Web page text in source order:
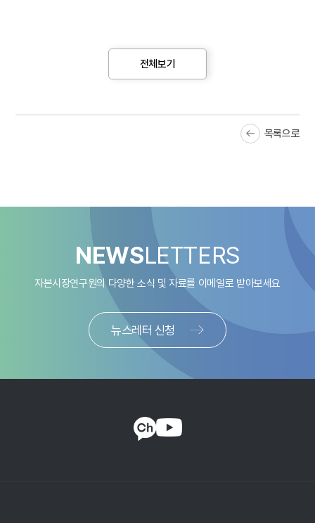
요건을 규정하는 법적·제도적 근거는 없으며, 민간에서 자율적으로
ESG채권의 발행은 일반적인 채권의 발행절차에 조달자금의 목적과
관리체계가 ESG채권 적용기준에 부합하는지에 대한 외부 전문기관의
ESG채권에 대한 명확한 근거와 절차가 존재하지 않아 혼란이 발생할
한국거래소가 공동으로 2020년 12월 녹색채권 가이드라인을
발표하였다. 동 가이드라인은 6가지 환경목표(기후변화 완화, 기후변화
적응, 천연자원 보전, 생물다양성 보전, 오염방지·관리, 순환자원으로의
전환)에 부합하는 프로젝트에 사용되는 녹색채권원칙의 4가지 핵심요소
(자금의 사용, 프로젝트 평가와 선정과정, 조달자금 관리, 사후보고)
의무사항을 충족하는 채권을 녹색채권으로 정의하고 있다. 녹색채권
발행과 관련하여 사전적으로 관리체계가 녹색채권 원칙에 부합하는지를
외부기관이 검토할 것을 권고하고 있다. 또한 발행 이후 자금관리 방법,
조달자금 사용처, 환경개선 효과 등에 대하여 발행자가 보고서를
제공하고, 발행 기준을 제시함으로써 그린워싱(greenwahing)
가능성을 줄이고, 녹색채권시장의 활성화에 기여할 것이다.
전체보기
목록으로
NEWSLETTERS
자본시장연구원의 다양한 소식 및 자료를 이메일로 받아보세요
뉴스레터 신청